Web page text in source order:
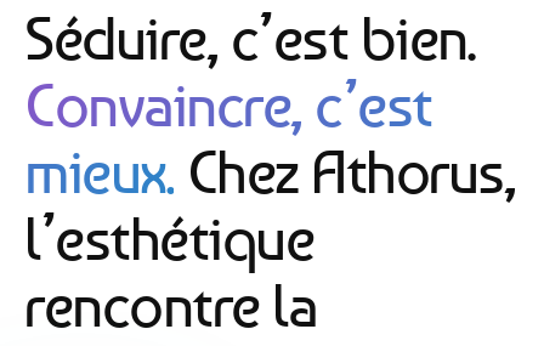
Séduire, c’est bien.
Convaincre, c’est
mieux. Chez Athorus,
l’esthétique
rencontre la